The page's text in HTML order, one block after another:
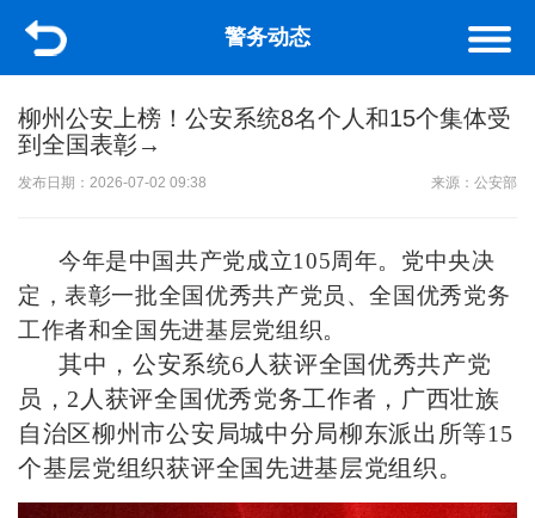
警务动态
柳州公安上榜！公安系统8名个人和15个集体受
到全国表彰→
发布日期：2026-07-02 09:38 来源：公安部
今年是中国共产党成立105周年。党中央决
定，表彰一批全国优秀共产党员、全国优秀党务
工作者和全国先进基层党组织。
其中，公安系统6人获评全国优秀共产党
员，2人获评全国优秀党务工作者，广西壮族
自治区柳州市公安局城中分局柳东派出所等15
个基层党组织获评全国先进基层党组织。